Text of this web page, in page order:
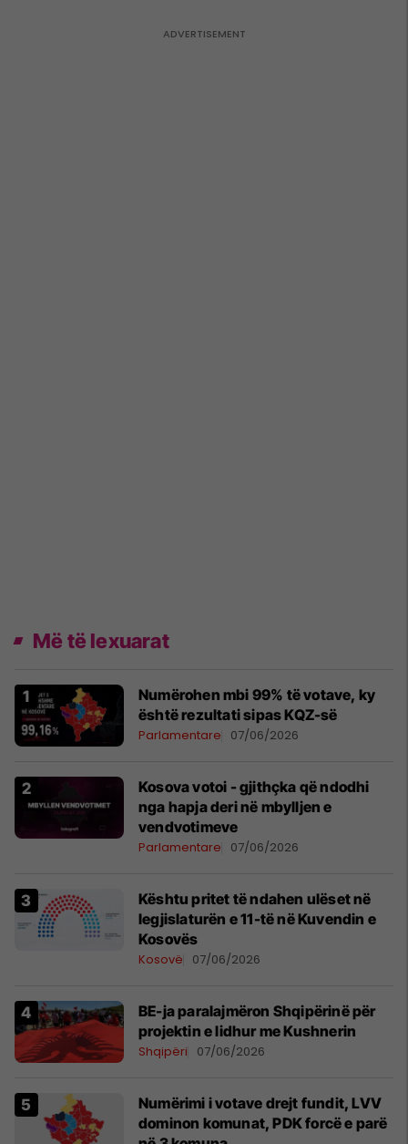
Më të lexuarat
Numërohen mbi 99% të votave, ky
është rezultati sipas KQZ-së
Parlamentare 07/06/2026
Kosova votoi - gjithçka që ndodhi
nga hapja deri në mbylljen e
vendvotimeve
Parlamentare 07/06/2026
Kështu pritet të ndahen ulëset në
legjislaturën e 11-të në Kuvendin e
Kosovës
Kosovë 07/06/2026
BE-ja paralajmëron Shqipërinë për
projektin e lidhur me Kushnerin
Shqipëri 07/06/2026
Numërimi i votave drejt fundit, LVV
dominon komunat, PDK forcë e parë